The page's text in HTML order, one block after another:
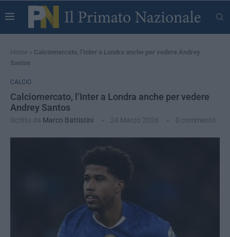
Home » Calciomercato, l’Inter a Londra anche per vedere Andrey
Santos
CALCIO
Calciomercato, l’Inter a Londra anche per vedere
Andrey Santos
Scritto da Marco Battistini 24 Marzo 2026 0 commento